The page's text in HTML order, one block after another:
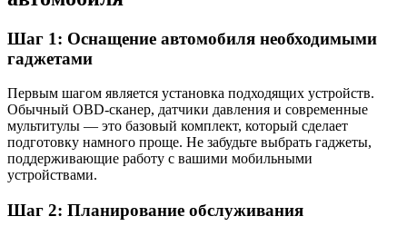
Шаг 1: Оснащение автомобиля необходимыми
гаджетами
Первым шагом является установка подходящих устройств.
Обычный OBD-сканер, датчики давления и современные
мультитулы — это базовый комплект, который сделает
подготовку намного проще. Не забудьте выбрать гаджеты,
поддерживающие работу с вашими мобильными
устройствами.
Шаг 2: Планирование обслуживания